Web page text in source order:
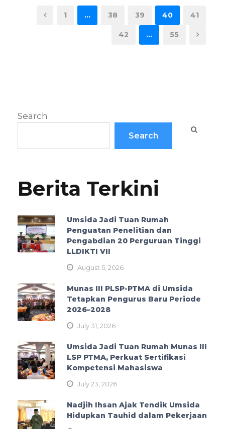
1 … 38 39 40 41
42 … 55
Search
Search
Berita Terkini
Umsida Jadi Tuan Rumah
Penguatan Penelitian dan
Pengabdian 20 Perguruan Tinggi
LLDIKTI VII
August 5, 2026
Munas III PLSP-PTMA di Umsida
Tetapkan Pengurus Baru Periode
2026–2028
July 31, 2026
Umsida Jadi Tuan Rumah Munas III
LSP PTMA, Perkuat Sertifikasi
Kompetensi Mahasiswa
July 23, 2026
Nadjih Ihsan Ajak Tendik Umsida
Hidupkan Tauhid dalam Pekerjaan